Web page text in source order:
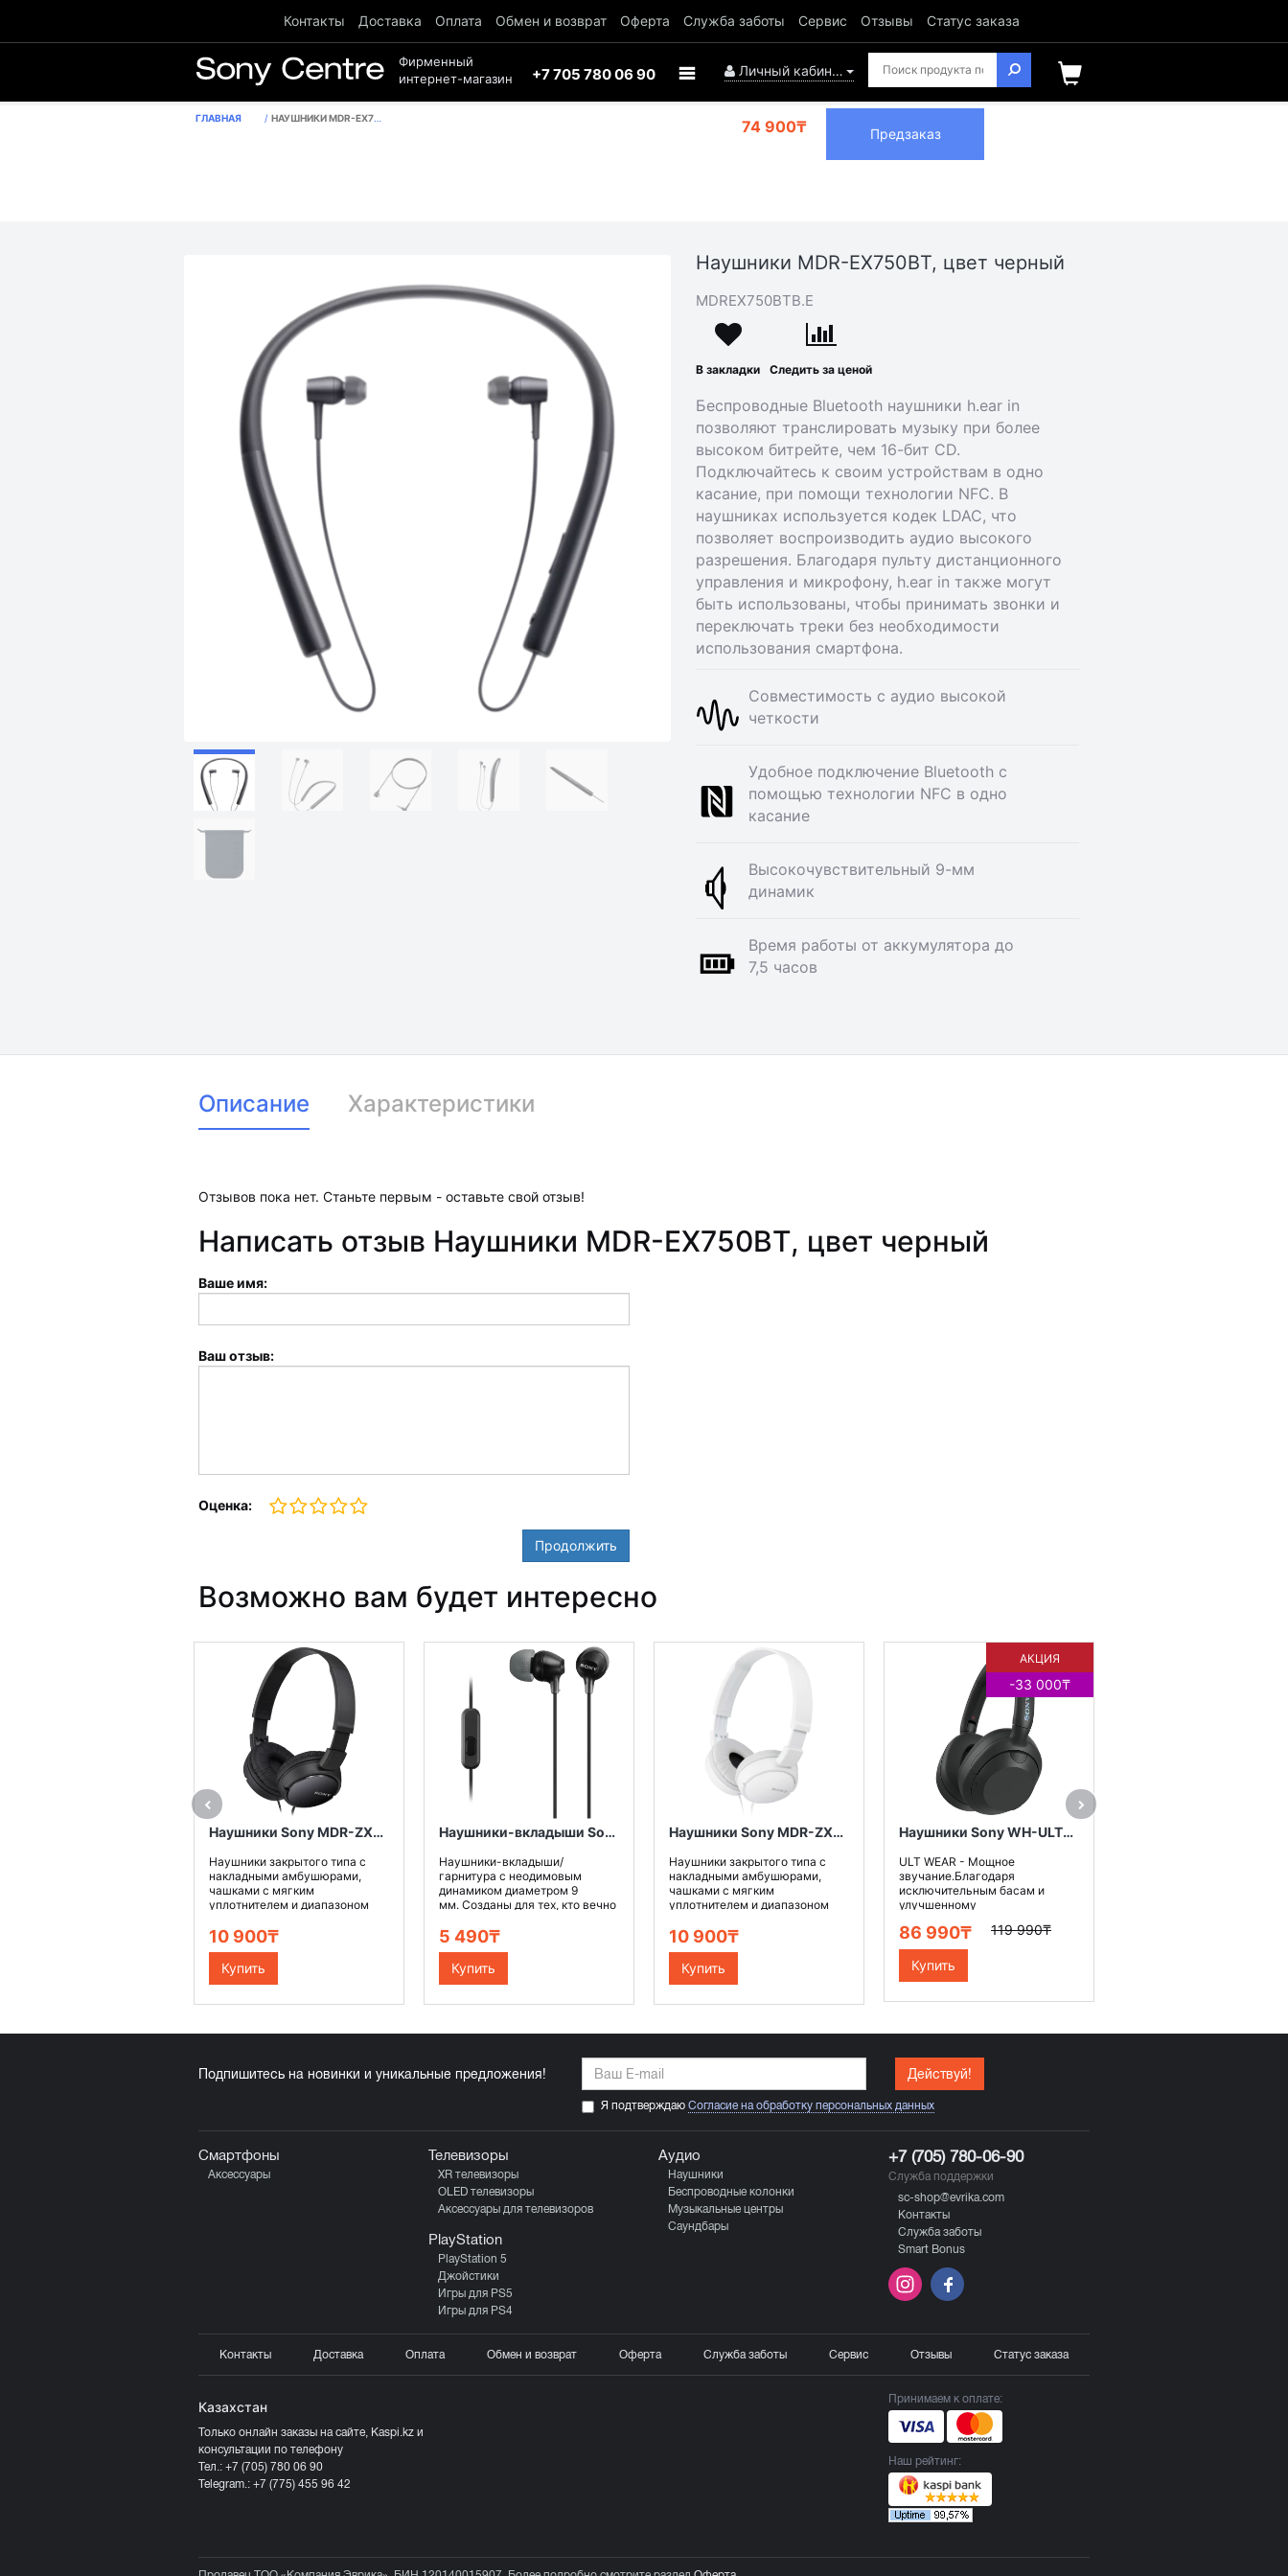
Контакты Доставка Оплата Обмен и возврат Оферта Служба заботы Сервис Отзывы Статус заказа
Фирменный
интернет-магазин
+7 705 780 06 90 Личный кабинет
ГЛАВНАЯ НАУШНИКИ MDR-EX750BT, ЦВЕТ ЧЕРНЫЙ 74 900₸ Предзаказ
Наушники MDR-EX750BT, цвет черный
MDREX750BTB.E
В закладки Следить за ценой
Беспроводные Bluetooth наушники h.ear in
позволяют транслировать музыку при более
высоком битрейте, чем 16-бит CD.
Подключайтесь к своим устройствам в одно
касание, при помощи технологии NFC. В
наушниках используется кодек LDAC, что
позволяет воспроизводить аудио высокого
разрешения. Благодаря пульту дистанционного
управления и микрофону, h.ear in также могут
быть использованы, чтобы принимать звонки и
переключать треки без необходимости
использования смартфона.
Совместимость с аудио высокой
четкости
Удобное подключение Bluetooth с
помощью технологии NFC в одно
касание
Высокочувствительный 9-мм
динамик
Время работы от аккумулятора до
7,5 часов
Описание Характеристики
Отзывов пока нет. Станьте первым - оставьте свой отзыв!
Написать отзыв Наушники MDR-EX750BT, цвет черный
Ваше имя:
Ваш отзыв:
Оценка:
Продолжить
Возможно вам будет интересно
Наушники Sony MDR-ZX110, цвет черный
Наушники закрытого типа с
накладными амбушюрами,
чашками с мягким
уплотнителем и диапазоном
10 900₸
Купить
Наушники-вкладыши Sony MDR-EX15AP, цвет чёрный
Наушники-вкладыши/
гарнитура c неодимовым
динамиком диаметром 9
мм. Созданы для тех, кто вечно
5 490₸
Купить
Наушники Sony MDR-ZX110, цвет белый
Наушники закрытого типа с
накладными амбушюрами,
чашками с мягким
уплотнителем и диапазоном
10 900₸
Купить
АКЦИЯ
-33 000₸
Наушники Sony WH-ULT900N, цвет черный
ULT WEAR - Мощное
звучание.Благодаря
исключительным басам и
улучшенному
н..
86 990₸ 119 990₸
Купить
Подпишитесь на новинки и уникальные предложения! Действуй!
Я подтверждаю Согласие на обработку персональных данных
Смартфоны
Аксессуары
Телевизоры
XR телевизоры
OLED телевизоры
Аксессуары для телевизоров
PlayStation
PlayStation 5
Джойстики
Игры для PS5
Игры для PS4
Аудио
Наушники
Беспроводные колонки
Музыкальные центры
Саундбары
+7 (705) 780-06-90
Служба поддержки
sc-shop@evrika.com
Контакты
Служба заботы
Smart Bonus
Контакты Доставка Оплата Обмен и возврат Оферта Служба заботы Сервис Отзывы Статус заказа
Казахстан
Только онлайн заказы на сайте, Kaspi.kz и
консультации по телефону
Тел.: +7 (705) 780 06 90
Telegram.: +7 (775) 455 96 42
Принимаем к оплате:
Наш рейтинг: